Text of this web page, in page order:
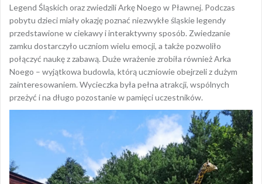
Legend Śląskich oraz zwiedzili Arkę Noego w Pławnej. Podczas
pobytu dzieci miały okazję poznać niezwykłe śląskie legendy
przedstawione w ciekawy i interaktywny sposób. Zwiedzanie
zamku dostarczyło uczniom wielu emocji, a także pozwoliło
połączyć naukę z zabawą. Duże wrażenie zrobiła również Arka
Noego – wyjątkowa budowla, którą uczniowie obejrzeli z dużym
zainteresowaniem. Wycieczka była pełna atrakcji, wspólnych
przeżyć i na długo pozostanie w pamięci uczestników.